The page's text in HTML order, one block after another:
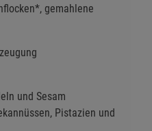
gemahlene
und Sesam
Pistazien und